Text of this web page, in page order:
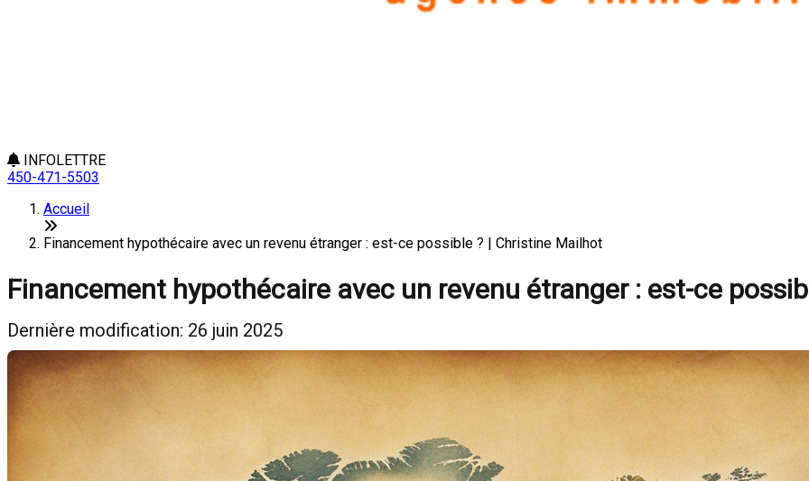
INFOLETTRE
450-471-5503
Accueil
Financement hypothécaire avec un revenu étranger : est-ce possible ? | Christine Mailhot
Financement hypothécaire avec un revenu étranger : est-ce
Dernière modification: 26 juin 2025